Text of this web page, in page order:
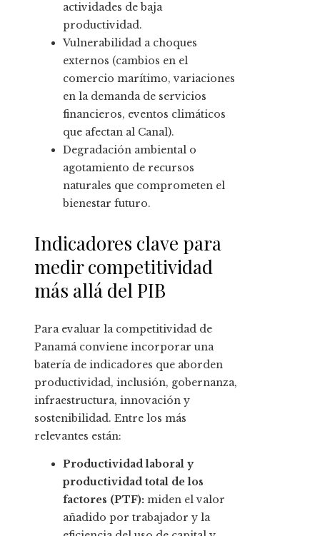
actividades de baja
productividad.
Vulnerabilidad a choques
externos (cambios en el
comercio marítimo, variaciones
en la demanda de servicios
financieros, eventos climáticos
que afectan al Canal).
Degradación ambiental o
agotamiento de recursos
naturales que comprometen el
bienestar futuro.
Indicadores clave para
medir competitividad
más allá del PIB
Para evaluar la competitividad de
Panamá conviene incorporar una
batería de indicadores que aborden
productividad, inclusión, gobernanza,
infraestructura, innovación y
sostenibilidad. Entre los más
relevantes están:
Productividad laboral y
productividad total de los
factores (PTF): miden el valor
añadido por trabajador y la